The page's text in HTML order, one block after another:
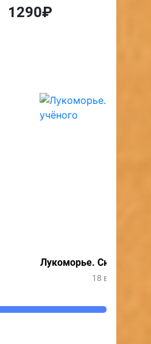
1290
Лукоморье. Сказки
18 выпусков